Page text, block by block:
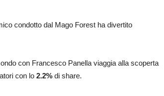
condotto dal Mago Forest ha divertito
con Francesco Panella viaggia alla scoperta
con lo 2.2% di share.